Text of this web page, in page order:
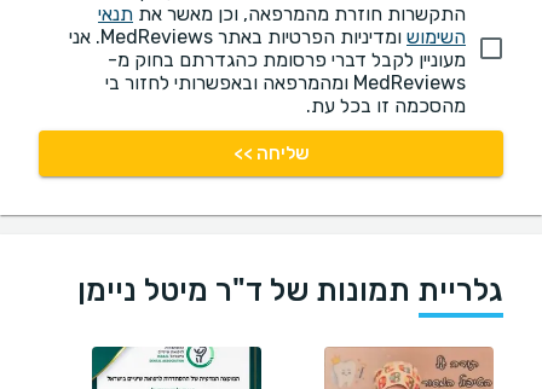
התקשרות חוזרת מהמרפאה, וכן מאשר את תנאי
השימוש
ומדיניות הפרטיות באתר MedReviews. אני
מעוניין לקבל דברי פרסומת כהגדרתם בחוק מ-
MedReviews ומהמרפאה ובאפשרותי לחזור בי
מהסכמה זו בכל עת.
שליחה >>
גלריית תמונות של ד"ר מיטל ניימן